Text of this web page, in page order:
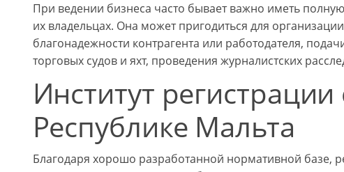
При ведении бизнеса часто бывает важно иметь
их владельцах. Она может пригодиться для
благонадежности контрагента или работодателя,
торговых судов и яхт, проведения журналистских
Институт регистрации
Республике Мальта
Благодаря хорошо разработанной нормативной базе,